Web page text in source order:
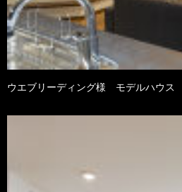
ウエブリーディング様 モデルハウス